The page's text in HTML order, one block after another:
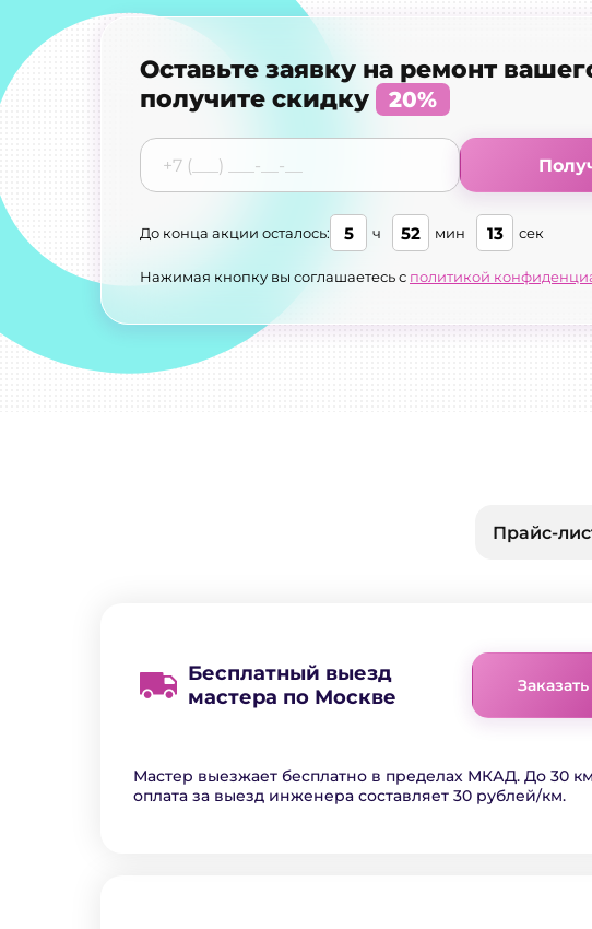
Оставьте заявку на ремонт
получите скидку
20%
До конца акции осталось: 5 ч 52 мин 12 сек
Нажимая кнопку вы соглашаетесь с политикой
Прайс-
Бесплатный выезд
мастера по Москве
Мастер выезжает бесплатно в пределах МКАД. До 30
оплата за выезд инженера составляет 30 рублей/км.